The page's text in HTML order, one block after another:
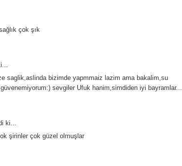
çok şık
saglik,aslinda bizimde yapmmaiz lazim ama bakalim,su
sevgiler Ufuk hanim,simdiden iyi bayramlar...
ki...
şirinler çok güzel olmuşlar